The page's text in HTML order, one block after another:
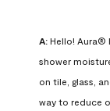
A: Hello! Aura®
shower
on tile, glass,
way to reduce